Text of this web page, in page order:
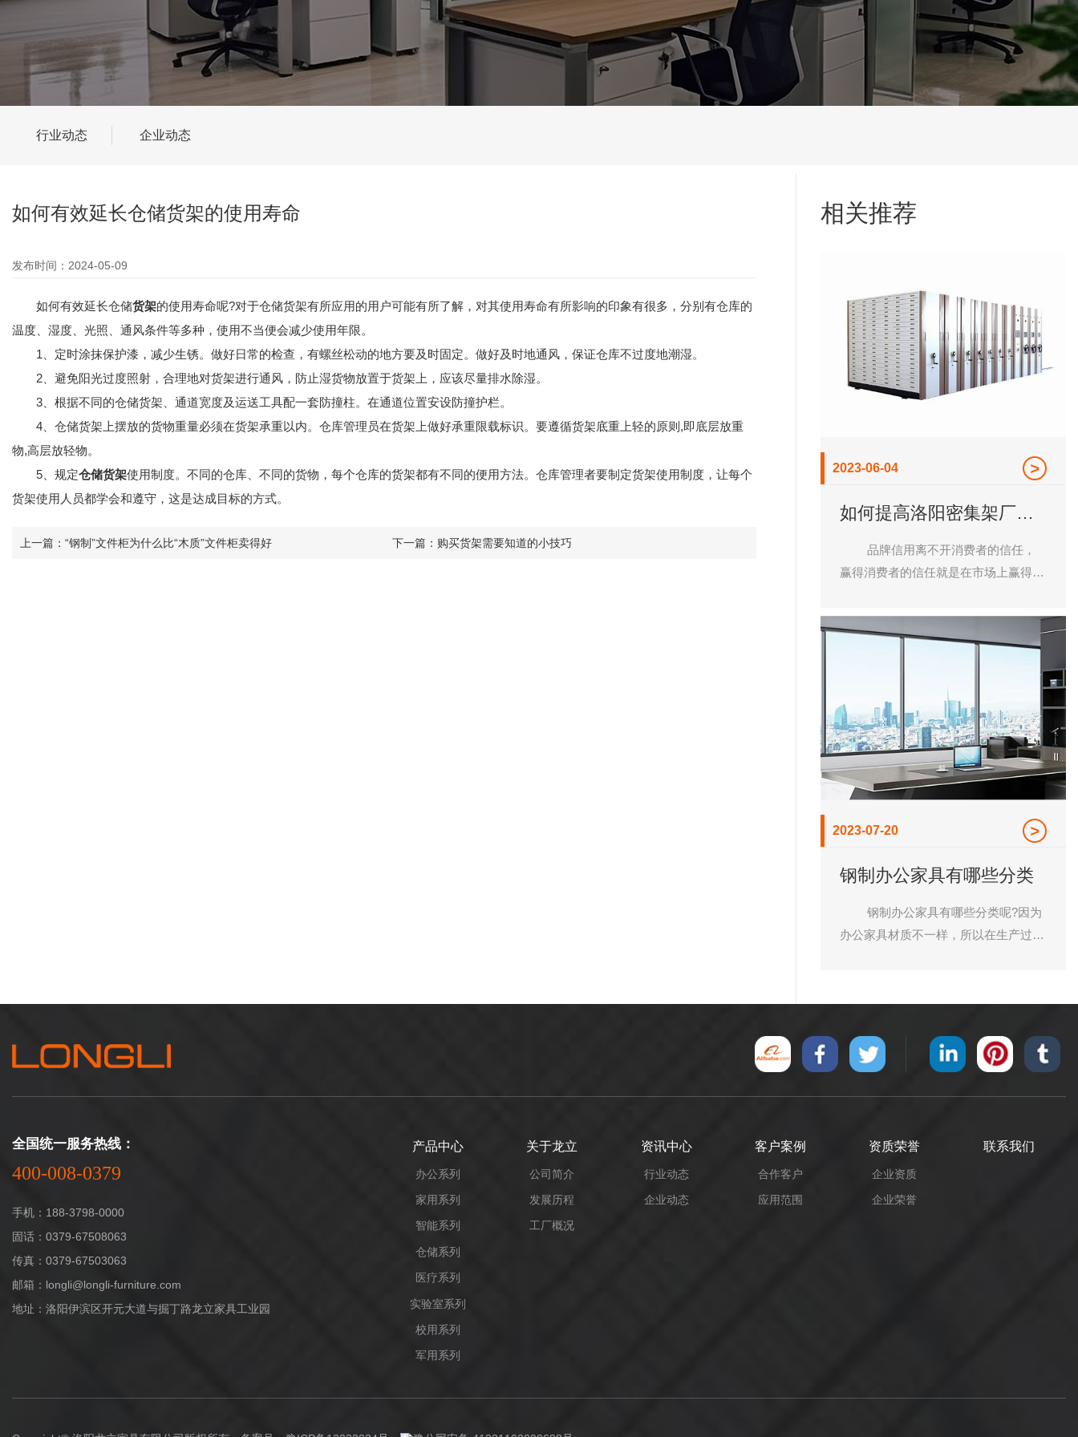
行业动态 企业动态
如何有效延长仓储货架的使用寿命
发布时间：2024-05-09
如何有效延长仓储货架的使用寿命呢?对于仓储货架有所应用的用户可能有所了解，对其使用寿命有所影响的印象有很多，分别有仓库的
温度、湿度、光照、通风条件等多种，使用不当便会减少使用年限。
1、定时涂抹保护漆，减少生锈。做好日常的检查，有螺丝松动的地方要及时固定。做好及时地通风，保证仓库不过度地潮湿。
2、避免阳光过度照射，合理地对货架进行通风，防止湿货物放置于货架上，应该尽量排水除湿。
3、根据不同的仓储货架、通道宽度及运送工具配一套防撞柱。在通道位置安设防撞护栏。
4、仓储货架上摆放的货物重量必须在货架承重以内。仓库管理员在货架上做好承重限载标识。要遵循货架底重上轻的原则,即底层放重
物,高层放轻物。
5、规定仓储货架使用制度。不同的仓库、不同的货物，每个仓库的货架都有不同的便用方法。仓库管理者要制定货架使用制度，让每个
货架使用人员都学会和遵守，这是达成目标的方式。
上一篇： “钢制”文件柜为什么比“木质”文件柜卖得好 下一篇： 购买货架需要知道的小技巧
相关推荐
2023-06-04
如何提高洛阳密集架厂家
的品牌信用
赢得消费者的信任就是在市场上赢得了
质量鱼龙混杂，如何提高品牌信用呢?
下面，龙立办公家具小编就来说说。
消费者对密集架厂家认可的前提，产品
质量关系着厂家的生死存亡，因此，一
定要重视。这是任何企业想要发展都必
须坚持的重点。 其次，产品价格
实惠。对于顾客来说，密集架厂家的产
品质量很重要，但价格也是他们在选购
时要考虑的主要因素之一，物美价廉的
产品更吸引顾客。因此，产品价格制定
时应合理。 ***后，密集架款式。
现在人们对个性化要求越来越高，因此
产品款式也要多样化，在满足客户个性
追求的同时，也要使自己的品牌更有特
要，欢迎随时咨询洛阳市龙立办公家具
有限公司!
2023-07-20
钢制办公家具有哪些分类
办公家具材质不一样，所以在生产过程
同产品的需求需要进行制作及处理。班
品所需的组合单元件又很大不同。
一般，钢制办公家具可根据制作形
时一起脱模，设计***简单，容易加
系统的钢制办公家具进行作业。
细水口型：此类型的钢制办公家具的流
产品中心
办公系列
家用系列
智能系列
仓储系列
医疗系列
实验室系列
校用系列
军用系列
关于龙立
公司简介
发展历程
工厂概况
资讯中心
行业动态
企业动态
客户案例
合作客户
应用范围
资质荣誉
企业资质
企业荣誉
联系我们
全国统一服务热线：
400-008-0379
手机：188-3798-0000
固话：0379-67508063
传真：0379-67503063
邮箱：longli@longli-furniture.com
地址：洛阳伊滨区开元大道与掘丁路龙立家具工业园